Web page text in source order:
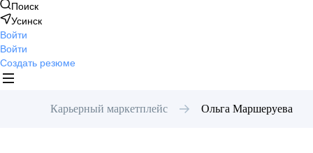
Поиск
Усинск
Войти
Войти
Создать резюме
Карьерный маркетплейс Ольга Маршеруева